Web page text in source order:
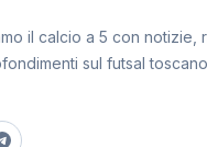
il calcio a 5 con notizie,
sul futsal